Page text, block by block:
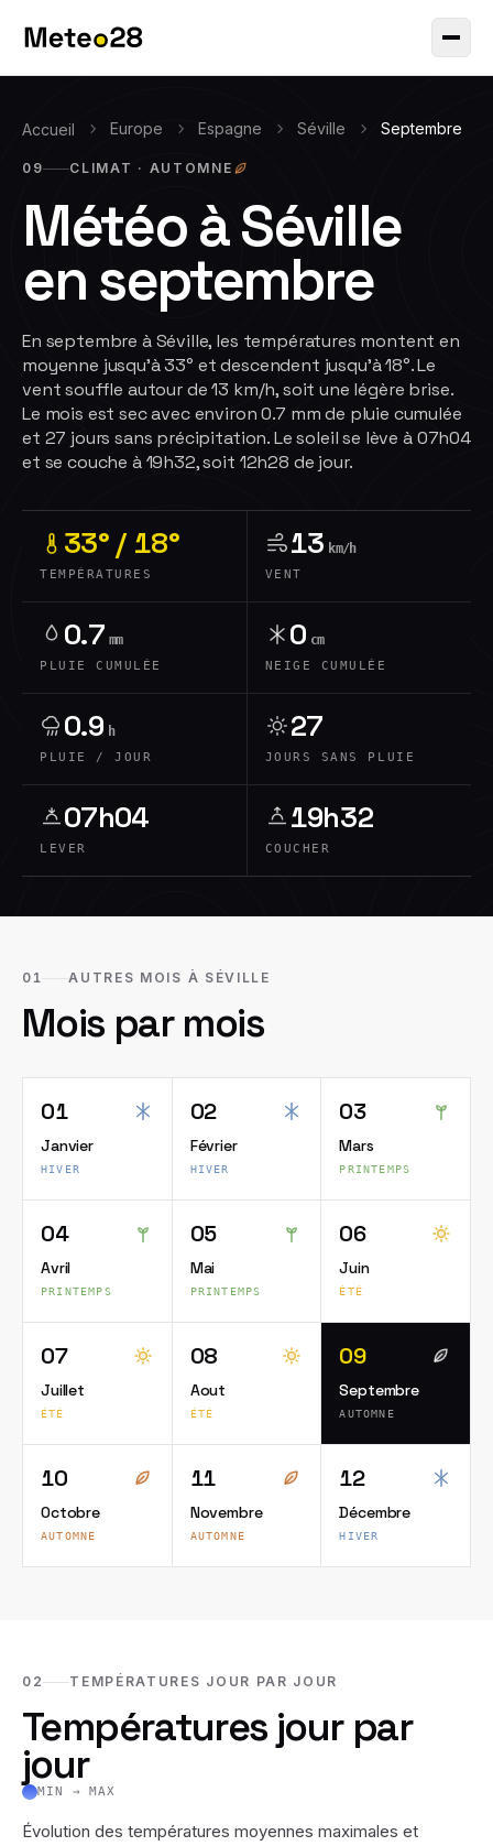
Accueil Europe Espagne Séville Septembre
09 CLIMAT · AUTOMNE
Météo àSéville
enseptembre
En septembre à Séville, les températures montent en
moyenne jusqu'à 33° et descendent jusqu'à 18°. Le
vent souffle autour de 13 km/h, soit une légère brise.
Le mois est sec avec environ 0.7 mm de pluie cumulée
et 27 jours sans précipitation. Le soleil se lève à 07h04
et se couche à 19h32, soit 12h28 de jour.
33° / 18°
TEMPÉRATURES
13 km/h
VENT
0.7 mm
PLUIE CUMULÉE
0 cm
NEIGE CUMULÉE
0.9 h
PLUIE / JOUR
27
JOURS SANS PLUIE
07h04
LEVER
19h32
COUCHER
01 AUTRES MOIS À SÉVILLE
Mois par mois
01
Janvier
HIVER
02
Février
HIVER
03
Mars
PRINTEMPS
04
Avril
PRINTEMPS
05
Mai
PRINTEMPS
06
Juin
ÉTÉ
07
Juillet
ÉTÉ
08
Aout
ÉTÉ
09
Septembre
AUTOMNE
10
Octobre
AUTOMNE
11
Novembre
AUTOMNE
12
Décembre
HIVER
02 TEMPÉRATURES JOUR PAR JOUR
Températures jour par
jour
MIN → MAX
Évolution des températures moyennes maximales et